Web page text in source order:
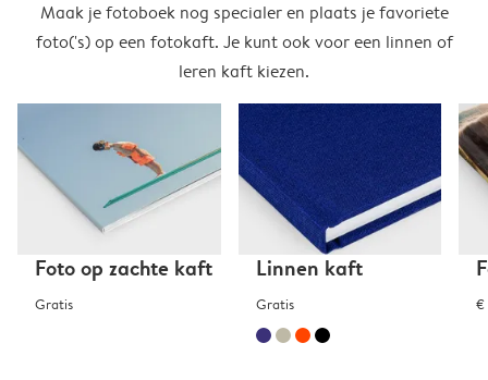
Maak je fotoboek nog specialer en plaats je favoriete
foto('s) op een fotokaft. Je kunt ook voor een linnen of
leren kaft kiezen.
Foto op zachte kaft
Gratis
Linnen kaft
Gratis €